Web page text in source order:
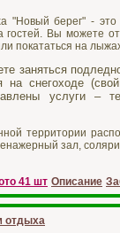
"Новый берег" - это
гостей. Вы можете
покататься на
заняться
на снегоходе
услуги –
территории
зал,
41 шт Описание
отдыха